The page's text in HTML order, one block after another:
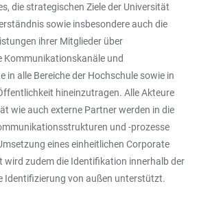
die strategischen Ziele der Universität
sowie insbesondere auch die
ihrer Mitglieder über
Kommunikationskanäle und
alle Bereiche der Hochschule sowie in
hineinzutragen. Alle Akteure
wie auch externe Partner werden in die
und -prozesse
eines einheitlichen Corporate
wird zudem die Identifikation innerhalb der
Identifizierung von außen unterstützt.